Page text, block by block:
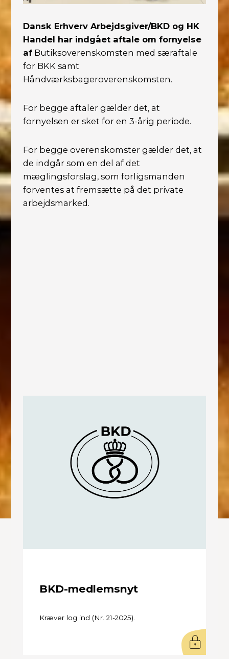
Dansk Erhverv Arbejdsgiver/BKD og HK
Handel har indgået aftale om fornyelse
afButiksoverenskomsten med særaftale
for BKK samt
Håndværksbageroverenskomsten.
For begge aftaler gælder det, at
fornyelsen er sket for en 3-årig periode.
For begge overenskomster gælder det, at
de indgår som en del af det
mæglingsforslag, som forligsmanden
forventes at fremsætte på det private
arbejdsmarked.
BKD-medlemsnyt
Kræver log ind (Nr. 21-2025).